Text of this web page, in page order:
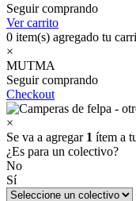
Seguir comprando
Ver carrito
0 item(s) agregado tu
×
MUTMA
Seguir comprando
Checkout
×
Se va a agregar 1 ítem a
¿Es para un colectivo?
No
Sí